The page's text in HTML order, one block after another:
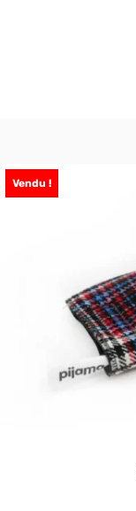
Vendu !